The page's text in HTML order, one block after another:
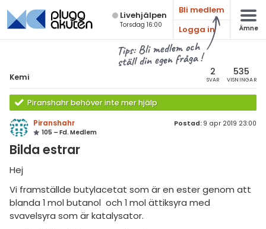
Live­hjälpen
Torsdag 16:00
Bli medlem
Logga in
Ämne
Tips: Bli medlem och
ställ din egen fråga !
Kemi 2
SVAR
535
VISNINGAR
Piranshahr behöver inte mer hjälp
Piranshahr
105 – Fd. Medlem
Postad: 9 apr 2019 23:00
Bilda estrar
Hej
Vi framställde butylacetat som är en ester genom att
blanda 1 mol butanol och 1 mol ättiksyra med
svavelsyra som är katalysator.
Alla ämnen
Kemi
Alla trådar
Grundskola
Allmänna diskussioner
& Bygg